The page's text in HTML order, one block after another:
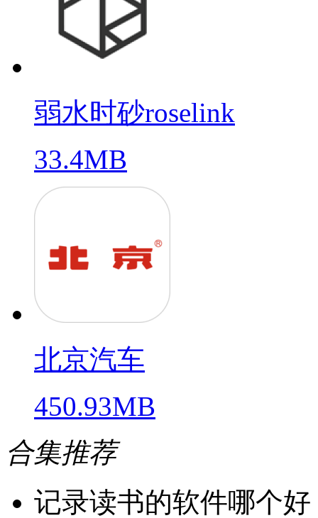
弱水时砂roselink
33.4MB
北京汽车
450.93MB
合集推荐
记录读书的软件哪个好